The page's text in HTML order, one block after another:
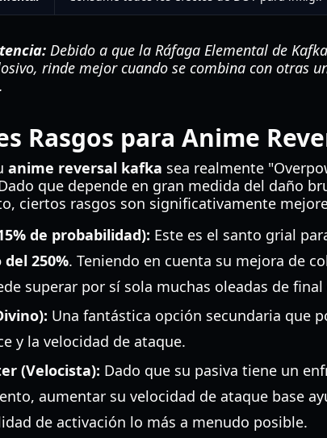
Debido a que la Ráfaga Elemental de
rinde mejor cuando se combina con otras
Rasgos para Anime
anime reversal kafka sea realmente
que depende en gran medida del daño
ciertos rasgos son significativamente
de probabilidad): Este es el santo grial
del 250%. Teniendo en cuenta su mejora de
superar por sí sola muchas oleadas de
Una fantástica opción secundaria que
y la velocidad de ataque.
(Velocista): Dado que su pasiva tiene un
aumentar su velocidad de ataque base
de activación lo más a menudo posible.